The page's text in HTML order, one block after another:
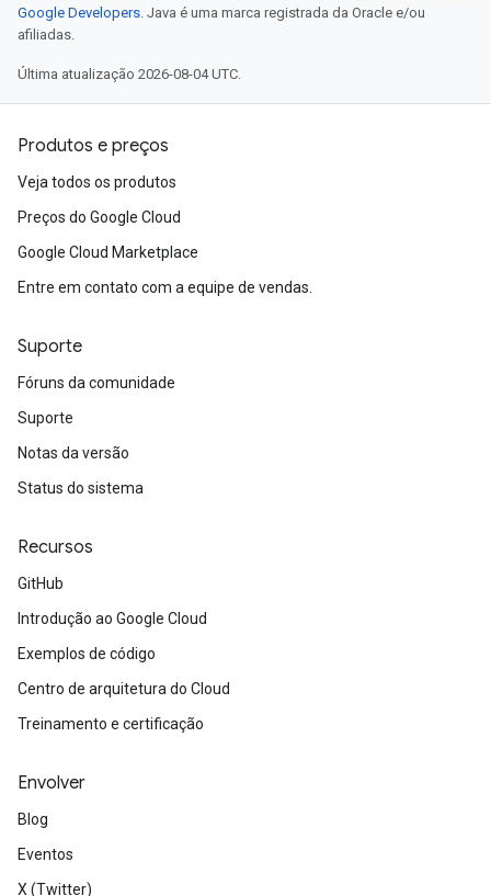
Google Developers. Java é uma marca registrada da Oracle e/ou
afiliadas.
Última atualização 2026-08-04 UTC.
Produtos e preços
Veja todos os produtos
Preços do Google Cloud
Google Cloud Marketplace
Entre em contato com a equipe de vendas.
Suporte
Fóruns da comunidade
Suporte
Notas da versão
Status do sistema
Recursos
GitHub
Introdução ao Google Cloud
Exemplos de código
Centro de arquitetura do Cloud
Treinamento e certificação
Envolver
Blog
Eventos
X (Twitter)